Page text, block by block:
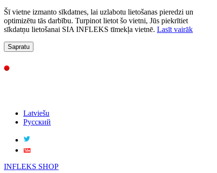
Šī vietne izmanto sīkdatnes, lai uzlabotu lietošanas pieredzi un
optimizētu tās darbību. Turpinot lietot šo vietni, Jūs piekrītiet
sīkdatņu lietošanai SIA INFLEKS tīmekļa vietnē. Lasīt vairāk
Sapratu
Latviešu
Русский
INFLEKS SHOP